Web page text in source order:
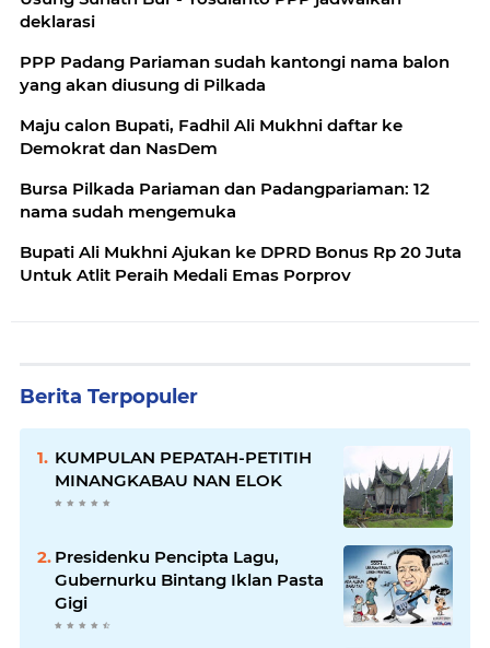
deklarasi
PPP Padang Pariaman sudah kantongi nama balon
yang akan diusung di Pilkada
Maju calon Bupati, Fadhil Ali Mukhni daftar ke
Demokrat dan NasDem
Bursa Pilkada Pariaman dan Padangpariaman: 12
nama sudah mengemuka
Bupati Ali Mukhni Ajukan ke DPRD Bonus Rp 20 Juta
Untuk Atlit Peraih Medali Emas Porprov
Berita Terpopuler
KUMPULAN PEPATAH-PETITIH
MINANGKABAU NAN ELOK
Presidenku Pencipta Lagu,
Gubernurku Bintang Iklan Pasta
Gigi